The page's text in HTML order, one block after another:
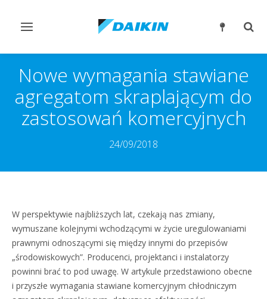
Przełącz
Nowe wymagania stawiane
agregatom skraplającym do
zastosowań komercyjnych
24/09/2018
W perspektywie najbliższych lat, czekają nas zmiany,
wymuszane kolejnymi wchodzącymi w życie uregulowaniami
prawnymi odnoszącymi się między innymi do przepisów
„środowiskowych”. Producenci, projektanci i instalatorzy
powinni brać to pod uwagę. W artykule przedstawiono obecne
i przyszłe wymagania stawiane komercyjnym chłodniczym